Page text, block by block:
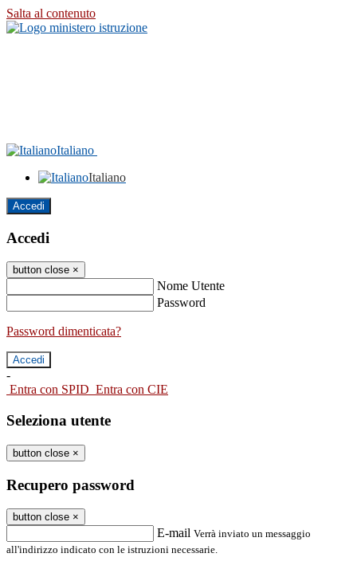
Salta al contenuto
Italiano
Italiano
Accedi
Accedi
button close ×
Nome Utente
Password
Password dimenticata?
-
Entra con SPID Entra con CIE
Seleziona utente
button close ×
Recupero password
button close ×
E-mail Verrà inviato un messaggio
all'indirizzo indicato con le istruzioni necessarie.